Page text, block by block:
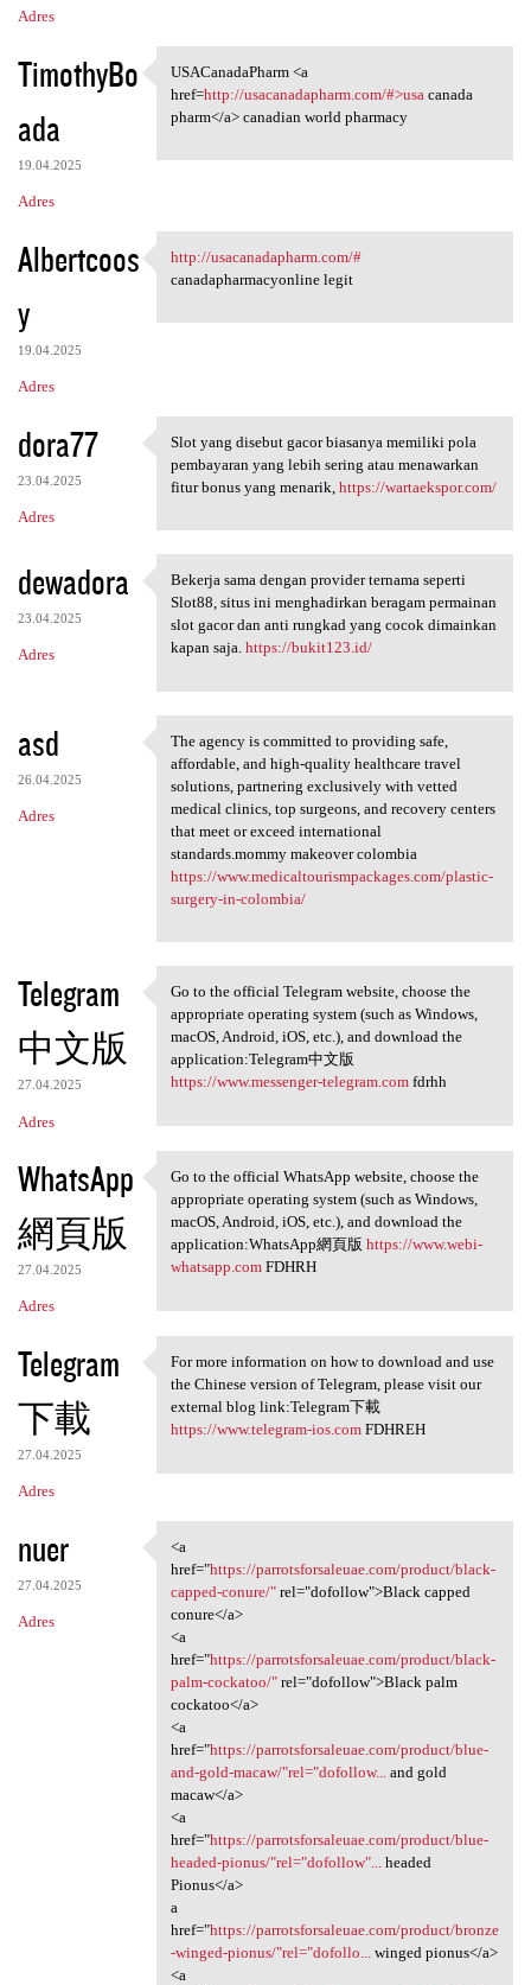
Adres
TimothyBo
ada
19.04.2025
Adres
USACanadaPharm <a href=http:/
USACanadaPharm <a
href=http://usacanadapharm.com/#>usa canada
pharm</a> canadian world pharmacy
Albertcoos
y
19.04.2025
Adres
http://usacanadapharm.com/#
http://usacanadapharm.com/#
canadapharmacyonline legit
dora77
23.04.2025
Adres
Slot yang disebut gacor
Slot yang disebut gacor biasanya memiliki pola
pembayaran yang lebih sering atau menawarkan
fitur bonus yang menarik, https://wartaekspor.com/
dewadora
23.04.2025
Adres
Bekerja sama dengan provider
Bekerja sama dengan provider ternama seperti
Slot88, situs ini menghadirkan beragam permainan
slot gacor dan anti rungkad yang cocok dimainkan
kapan saja. https://bukit123.id/
asd
26.04.2025
Adres
The agency is committed to
The agency is committed to providing safe,
affordable, and high-quality healthcare travel
solutions, partnering exclusively with vetted
medical clinics, top surgeons, and recovery centers
that meet or exceed international
standards.mommy makeover colombia
https://www.medicaltourismpackages.com/plastic-
surgery-in-colombia/
Telegram
中文版
27.04.2025
Adres
Go to the official Telegram
Go to the official Telegram website, choose the
appropriate operating system (such as Windows,
macOS, Android, iOS, etc.), and download the
application:Telegram中文版
https://www.messenger-telegram.comfdrhh
WhatsApp
網頁版
27.04.2025
Adres
Go to the official WhatsApp
Go to the official WhatsApp website, choose the
appropriate operating system (such as Windows,
macOS, Android, iOS, etc.), and download the
application:WhatsApp網頁版 https://www.webi-
whatsapp.comFDHRH
Telegram
下載
27.04.2025
Adres
For more information on how
For more information on how to download and use
the Chinese version of Telegram, please visit our
external blog link:Telegram下載
https://www.telegram-ios.comFDHREH
nuer
27.04.2025
Adres
<a href="https:/
<a
href="https://parrotsforsaleuae.com/product/black-
capped-conure/"rel="dofollow">Black capped
conure</a>
<a
href="https://parrotsforsaleuae.com/product/black-
palm-cockatoo/"rel="dofollow">Black palm
cockatoo</a>
<a
href="https://parrotsforsaleuae.com/product/blue-
and-gold-macaw/"rel="dofollow...
and gold
macaw</a>
<a
href="https://parrotsforsaleuae.com/product/blue-
headed-pionus/"rel="dofollow"...
headed
Pionus</a>
a
href="https://parrotsforsaleuae.com/product/bronze
-winged-pionus/"rel="dofollo...
winged pionus</a>
<a